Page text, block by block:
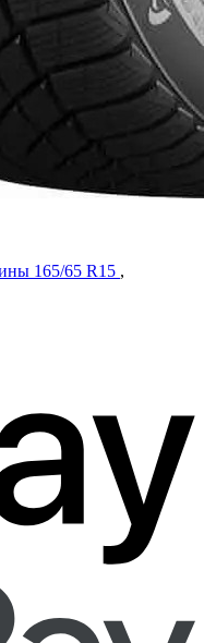
165/65 R15 ,